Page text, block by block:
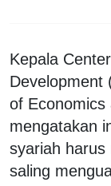
Kepala
Development
of Economics
mengatakan
syariah harus
saling